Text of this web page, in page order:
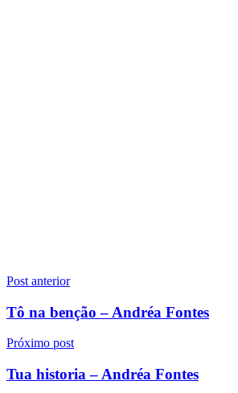
Navegação
de
Post anterior
Tô na benção – Andréa Fontes
Próximo post
Tua historia – Andréa Fontes